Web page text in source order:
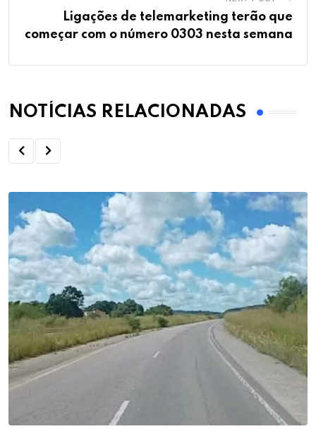
Ligações de telemarketing terão que
começar com o número 0303 nesta semana
NOTÍCIAS RELACIONADAS